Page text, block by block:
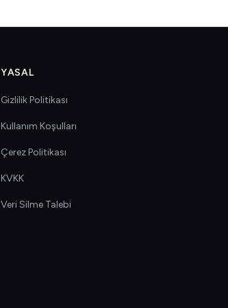
YASAL
Gizlilik Politikası
Kullanım Koşulları
Çerez Politikası
KVKK
Veri Silme Talebi